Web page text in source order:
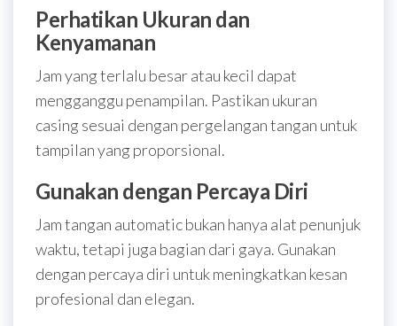
Perhatikan Ukuran dan
Kenyamanan
Jam yang terlalu besar atau kecil dapat
mengganggu penampilan. Pastikan ukuran
casing sesuai dengan pergelangan tangan untuk
tampilan yang proporsional.
Gunakan dengan Percaya Diri
Jam tangan automatic bukan hanya alat penunjuk
waktu, tetapi juga bagian dari gaya. Gunakan
dengan percaya diri untuk meningkatkan kesan
profesional dan elegan.